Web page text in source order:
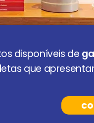
disponíveis de
que